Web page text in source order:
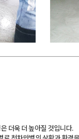
더욱 더 높아질 것입니다.